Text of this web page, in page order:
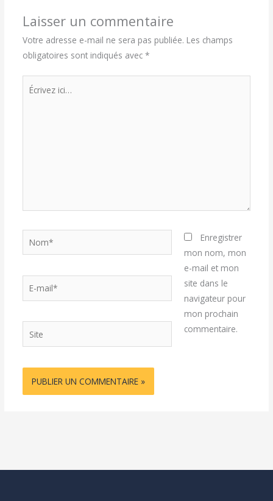
Laisser un commentaire
Votre adresse e-mail ne sera pas publiée. Les champs
obligatoires sont indiqués avec *
Écrivez
mail*
Enregistrer
mon nom, mon
e-mail et mon
site dans le
navigateur pour
mon prochain
commentaire.